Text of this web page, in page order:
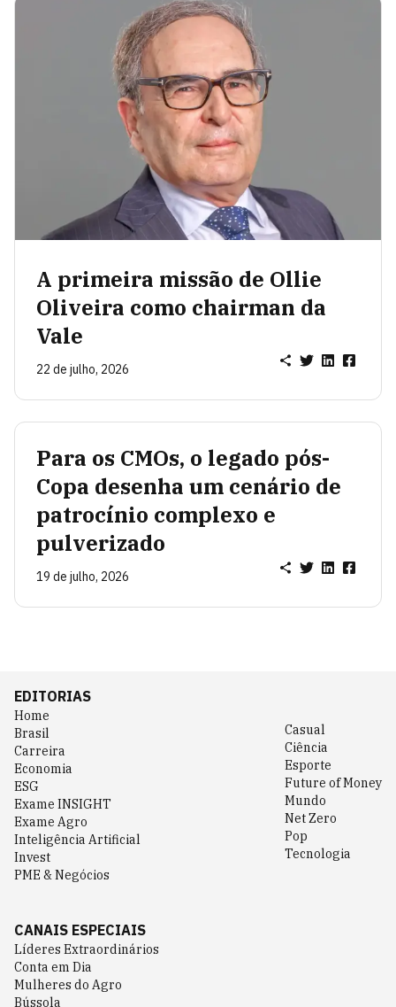
A primeira missão de Ollie
Oliveira como chairman da
Vale
22 de julho, 2026
Para os CMOs, o legado pós-
Copa desenha um cenário de
patrocínio complexo e
pulverizado
19 de julho, 2026
EDITORIAS
Home
Brasil
Carreira
Economia
ESG
Exame INSIGHT
Exame Agro
Inteligência Artificial
Invest
PME & Negócios
Casual
Ciência
Esporte
Future of Money
Mundo
Net Zero
Pop
Tecnologia
CANAIS ESPECIAIS
Líderes Extraordinários
Conta em Dia
Mulheres do Agro
Bússola